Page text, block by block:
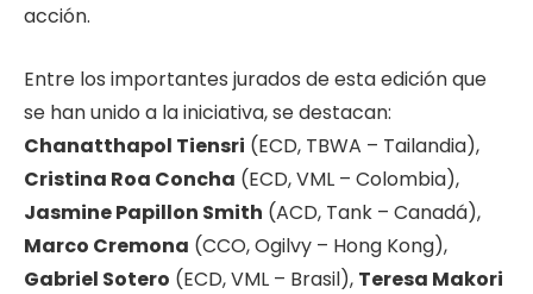
acción.
Entre los importantes jurados de esta edición que
se han unido a la iniciativa, se destacan:
Chanatthapol Tiensri (ECD, TBWA – Tailandia),
Cristina Roa Concha (ECD, VML – Colombia),
Jasmine Papillon Smith (ACD, Tank – Canadá),
Marco Cremona (CCO, Ogilvy – Hong Kong),
Gabriel Sotero (ECD, VML – Brasil), Teresa Makori